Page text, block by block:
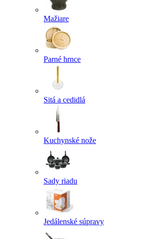
Mažiare
Parné hrnce
Sitá a cedidlá
Kuchynské nože
Sady riadu
Jedálenské súpravy